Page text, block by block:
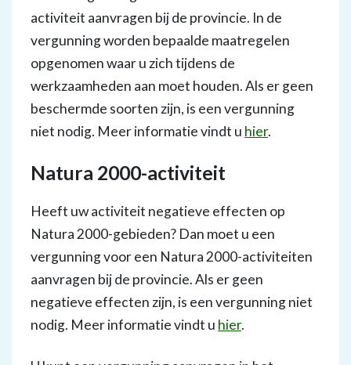
activiteit aanvragen bij de provincie. In de
vergunning worden bepaalde maatregelen
opgenomen waar u zich tijdens de
werkzaamheden aan moet houden. Als er geen
beschermde soorten zijn, is een vergunning
niet nodig. Meer informatie vindt u hier.
Natura 2000-activiteit
Heeft uw activiteit negatieve effecten op
Natura 2000-gebieden? Dan moet u een
vergunning voor een Natura 2000-activiteiten
aanvragen bij de provincie. Als er geen
negatieve effecten zijn, is een vergunning niet
nodig. Meer informatie vindt u hier.